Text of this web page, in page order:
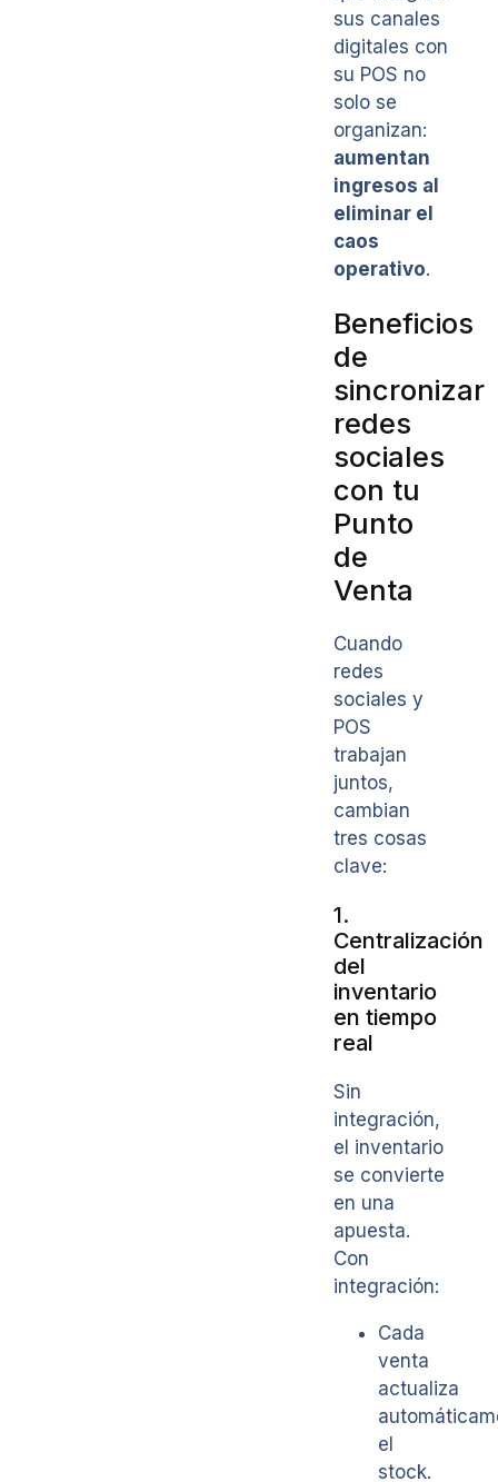
sus canales
digitales con
su POS no
solo se
organizan:
aumentan
ingresos al
eliminar el
caos
operativo.
Beneficios
de
sincronizar
redes
sociales
con tu
Punto
de
Venta
Cuando
redes
sociales y
POS
trabajan
juntos,
cambian
tres cosas
clave:
1.
Centralización
del
inventario
en tiempo
real
Sin
integración,
el inventario
se convierte
en una
apuesta.
Con
integración:
Cada
venta
actualiza
el
stock.